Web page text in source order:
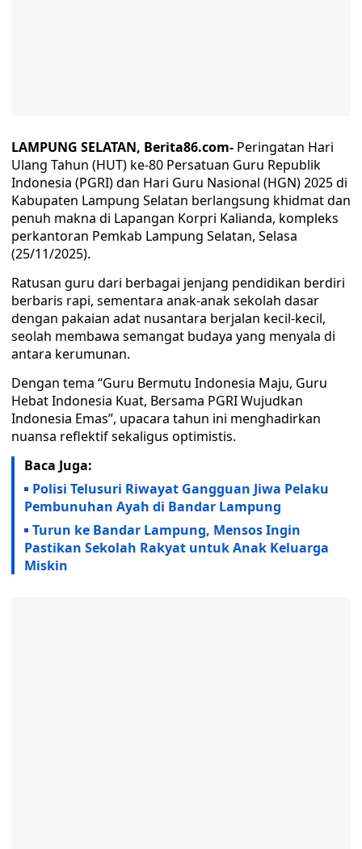
LAMPUNG SELATAN, Berita86.com- Peringatan Hari
Ulang Tahun (HUT) ke-80 Persatuan Guru Republik
Indonesia (PGRI) dan Hari Guru Nasional (HGN) 2025 di
Kabupaten Lampung Selatan berlangsung khidmat dan
penuh makna di Lapangan Korpri Kalianda, kompleks
perkantoran Pemkab Lampung Selatan, Selasa
(25/11/2025).
Ratusan guru dari berbagai jenjang pendidikan berdiri
berbaris rapi, sementara anak-anak sekolah dasar
dengan pakaian adat nusantara berjalan kecil-kecil,
seolah membawa semangat budaya yang menyala di
antara kerumunan.
Dengan tema “Guru Bermutu Indonesia Maju, Guru
Hebat Indonesia Kuat, Bersama PGRI Wujudkan
Indonesia Emas”, upacara tahun ini menghadirkan
nuansa reflektif sekaligus optimistis.
Baca Juga:
Polisi Telusuri Riwayat Gangguan Jiwa Pelaku
Pembunuhan Ayah di Bandar Lampung
Turun ke Bandar Lampung, Mensos Ingin
Pastikan Sekolah Rakyat untuk Anak Keluarga
Miskin